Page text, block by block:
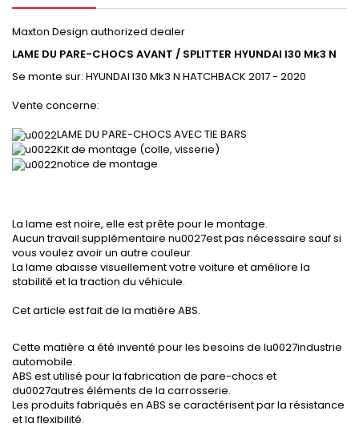
Maxton Design authorized dealer
LAME DU PARE-CHOCS AVANT / SPLITTER HYUNDAI I30 Mk3 N
Se monte sur: HYUNDAI I30 Mk3 N HATCHBACK 2017- 2020
Vente concerne:
LAME DU PARE-CHOCS AVEC TIE BARS
Kit de montage (colle, visserie)
notice de montage
La lame est noire, elle est prête pour le montage.
Aucun travail supplémentaire nu0027est pas nécessaire sauf si
vous voulez avoir un autre couleur.
La lame abaisse visuellement votre voiture et améliore la
stabilité et la traction du véhicule.
Cet article est fait de la matière ABS.
Cette matière a été inventé pour les besoins de lu0027industrie
automobile.
ABS est utilisé pour la fabrication de pare-chocs et
du0027autres éléments de la carrosserie.
Les produits fabriqués en ABS se caractérisent par la résistance
et la flexibilité.